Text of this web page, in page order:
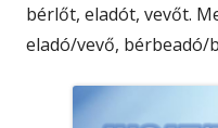
bérlőt, eladót, vevőt.
eladó/vevő, bérbeadó/